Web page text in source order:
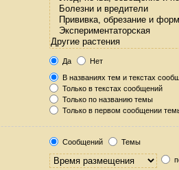
Да
Нет
В названиях тем и текстах
Только в текстах сообщений
Только по названию темы
Только в первом сообщении
Сообщений
Темы